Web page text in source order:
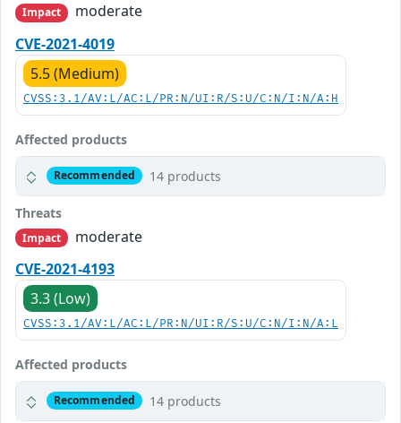
Impact
moderate
CVE-2021-4019
5.5 (Medium)
CVSS:3.1/AV:L/AC:L/PR:N/UI:R/S:U/C:N/I:N/A:H
Affected products
Recommended 14 products
Threats
Impact
moderate
CVE-2021-4193
3.3 (Low)
CVSS:3.1/AV:L/AC:L/PR:N/UI:R/S:U/C:N/I:N/A:L
Affected products
Recommended 14 products